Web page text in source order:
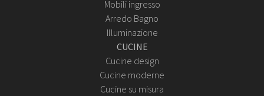
Mobili ingresso
Arredo Bagno
Illuminazione
CUCINE
Cucine design
Cucine moderne
Cucine su misura